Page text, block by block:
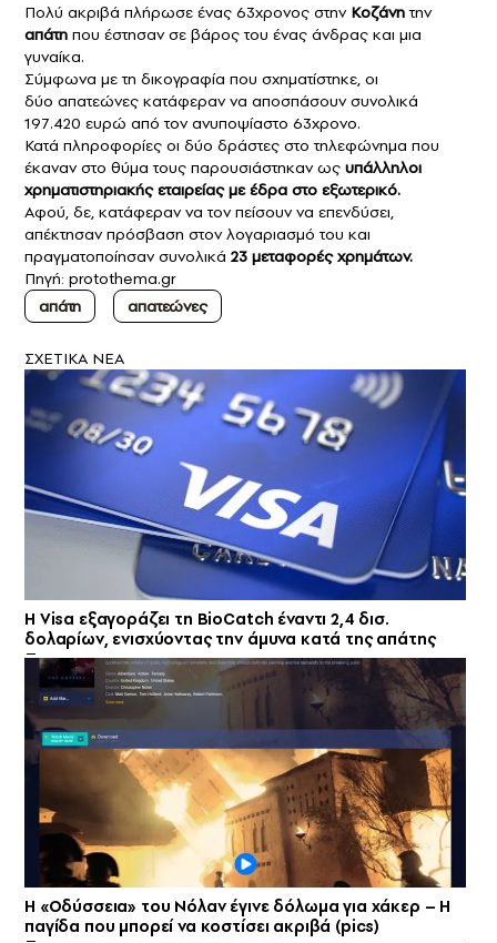
Πολύ ακριβά πλήρωσε ένας 63χρονος στην Κοζάνητην
απάτη που έστησαν σε βάρος του ένας άνδρας και μια
γυναίκα.
Σύμφωνα με τη δικογραφία που σχηματίστηκε, οι
δύο απατεώνες κατάφεραν να αποσπάσουν συνολικά
197.420 ευρώ από τον ανυποψίαστο 63χρονο.
Κατά πληροφορίες οι δύο δράστες στο τηλεφώνημα που
έκαναν στο θύμα τους παρουσιάστηκαν ως υπάλληλοι
χρηματιστηριακής εταιρείας με έδρα στο εξωτερικό.
Αφού, δε, κατάφεραν να τον πείσουν να επενδύσει,
απέκτησαν πρόσβαση στον λογαριασμό του και
πραγματοποίησαν συνολικά 23 μεταφορές χρημάτων.
Πηγή: protothema.gr
απάτη
απατεώνες
ΣXETIKA NEA
Η Visa εξαγοράζει τη BioCatch έναντι 2,4 δισ.
δολαρίων, ενισχύοντας την άμυνα κατά της απάτης
Η «Οδύσσεια» του Νόλαν έγινε δόλωμα για χάκερ – Η
παγίδα που μπορεί να κοστίσει ακριβά (pics)